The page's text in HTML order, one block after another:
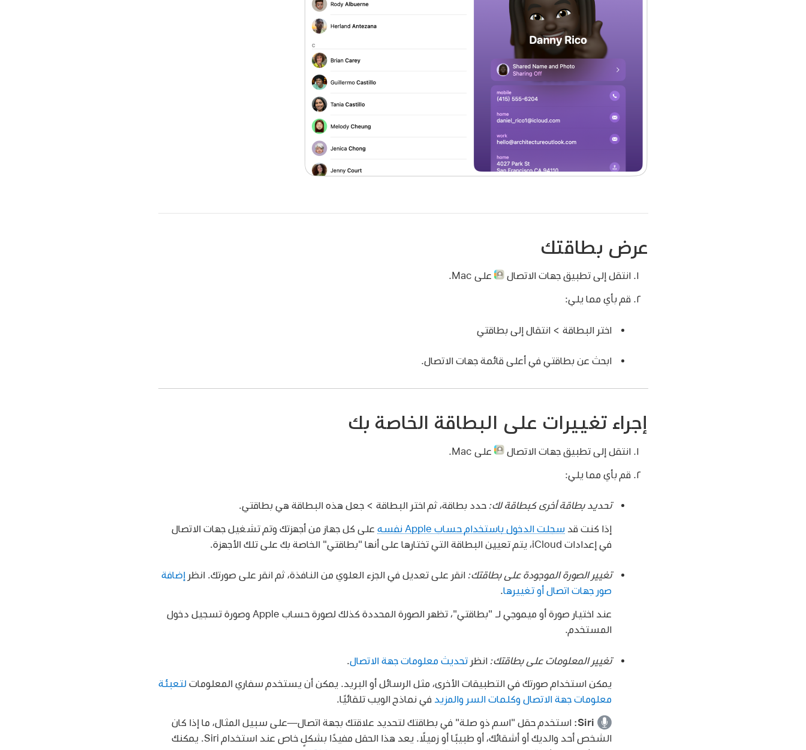
عرض بطاقتك
انتقل إلى تطبيق جهات الاتصال على Mac.
قم بأي مما يلي:
اختر البطاقة > انتقال إلى بطاقتي
ابحث عن بطاقتي في أعلى قائمة جهات الاتصال.
إجراء تغييرات على البطاقة الخاصة بك
انتقل إلى تطبيق جهات الاتصال على Mac.
قم بأي مما يلي:
تحديد بطاقة أخرى كبطاقة لك: حدد بطاقة، ثم اختر البطاقة > جعل هذه البطاقة هي بطاقتي.
إذا كنت قد سجلت الدخول باستخدام حساب Apple نفسه
على كل جهاز من أجهزتك وتم تشغيل جهات الاتصال
في إعدادات iCloud، يتم تعيين البطاقة التي تختارها على أنها "بطاقتي" الخاصة بك على تلك الأجهزة.
تغيير الصورة الموجودة على بطاقتك: انقر على تعديل في الجزء العلوي من النافذة، ثم انقر على صورتك. انظر إضافة
صور جهات اتصال أو تغييرها.
عند اختيار صورة أو ميموجي لـ "بطاقتي"، تظهر الصورة المحددة كذلك لصورة حساب Apple وصورة تسجيل دخول
المستخدم.
تغيير المعلومات على بطاقتك: انظر تحديث معلومات جهة الاتصال
يمكن استخدام صورتك في التطبيقات الأخرى، مثل الرسائل أو البريد. يمكن أن يستخدم سفاري المعلومات لتعبئة
معلومات جهة الاتصال وكلمات السر والمزيد في نماذج الويب تلقائيًا.
Siri:
استخدم حقل "اسم ذو صلة" في بطاقتك لتحديد علاقتك بجهة اتصال—على سبيل المثال، ما إذا كان
الشخص أحد والديك أو أشقائك، أو طبيبًا أو زميلًا. يعد هذا الحقل مفيدًا بشكلٍ خاص عند استخدام Siri. يمكنك